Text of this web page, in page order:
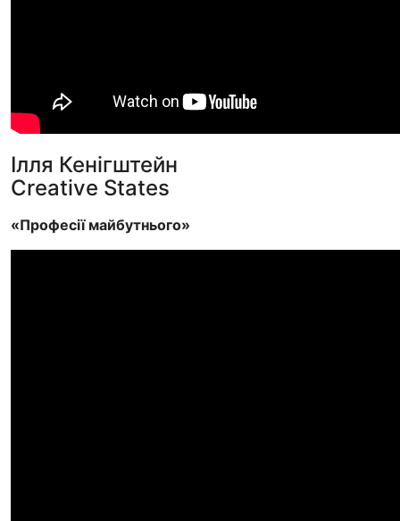
Ілля Кенігштейн
Creative States
«Професії майбутнього»